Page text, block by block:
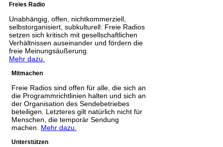
Freies Radio
Unabhängig, offen, nichtkommerziell,
selbstorganisiert, subkulturell: Freie Radios
setzen sich kritisch mit gesellschaftlichen
Verhältnissen auseinander und fördern die
freie Meinungsäußerung.
Mehr dazu.
Mitmachen
Freie Radios sind offen für alle, die sich an
die Programmrichtlinien halten und sich an
der Organisation des Sendebetriebes
beteiligen. Letzteres gilt natürlich nicht für
Menschen, die temporär Sendung
machen. Mehr dazu.
Unterstützen